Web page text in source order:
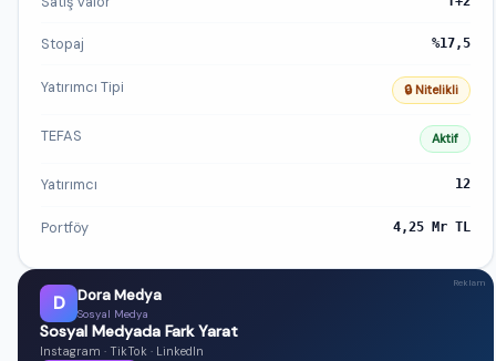
Stopaj %17,5
Yatırımcı Tipi 🔒 Nitelikli
TEFAS Aktif
Yatırımcı 12
Portföy 4,25 Mr TL
D Dora Medya
Sosyal Medya
Sosyal Medyada Fark Yarat
Instagram · TikTok · LinkedIn
Reklam